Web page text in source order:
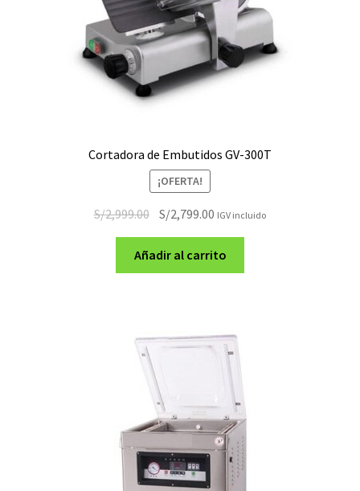
Cortadora de Embutidos GV-300T
¡OFERTA!
S/2,999.00 El
precio
original
era:
S/2,799.00 El
precio
actual
es:
IGV incluido
Añadir al carrito